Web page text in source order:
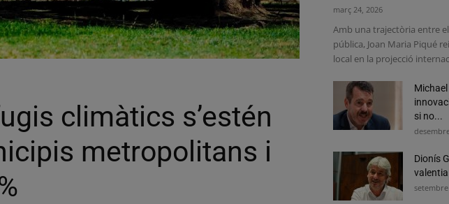
climàtics s’estén
metropolitans i
març 24, 2026
Amb una trajectòria entre
pública, Joan Maria Piqué
local en la projecció
si no...
Dionís